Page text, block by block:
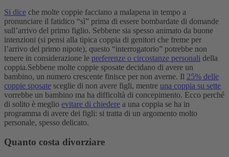
Si dice che molte coppie facciano a malapena in tempo a
pronunciare il fatidico “sì” prima di essere bombardate di domande
sull’arrivo del primo figlio. Sebbene sia spesso animato da buone
intenzioni (si pensi alla tipica coppia di genitori che freme per
l’arrivo del primo nipote), questo “interrogatorio” potrebbe non
tenere in considerazione le preferenze o circostanze personali della
coppia.Sebbene molte coppie sposate decidano di avere un
bambino, un numero crescente finisce per non averne. Il 25% delle
coppie sposate sceglie di non avere figli, mentre una coppia su sette
vorrebbe un bambino ma ha difficoltà di concepimento. Ecco perché
di solito è meglio evitare di chiedere a una coppia se ha in
programma di avere dei figli: si tratta di un argomento molto
personale, spesso delicato.
Quanto costa divorziare